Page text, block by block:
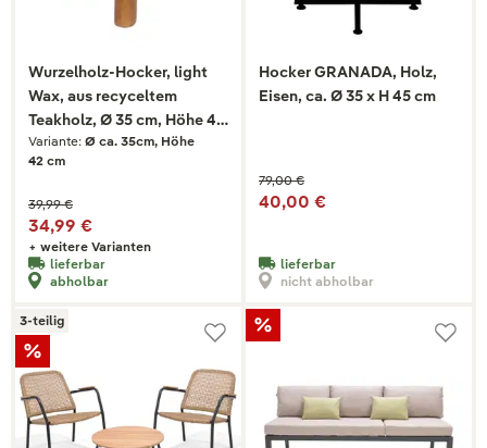
Wurzelholz-Hocker, light
Wax, aus recyceltem
Teakholz, Ø 35 cm, Höhe 42
cm
Variante: Ø ca. 35cm, Höhe
42 cm
39,99 €
34,99 €
+ weitere Varianten
lieferbar
abholbar
Hocker GRANADA, Holz,
Eisen, ca. Ø 35 x H 45 cm
79,00 €
40,00 €
lieferbar
nicht abholbar
3-teilig